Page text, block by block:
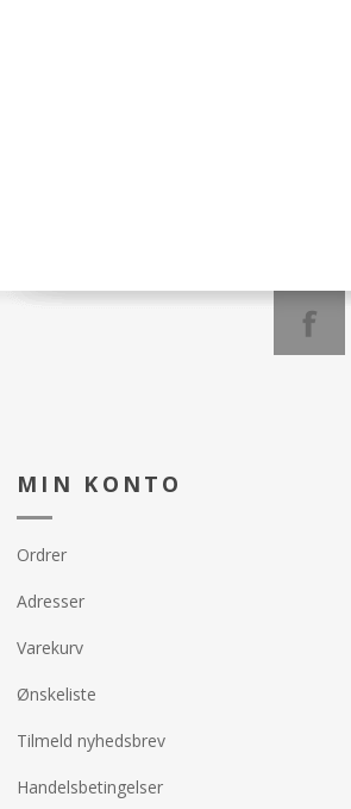
MIN KONTO
Ordrer
Adresser
Varekurv
Ønskeliste
Tilmeld nyhedsbrev
Handelsbetingelser